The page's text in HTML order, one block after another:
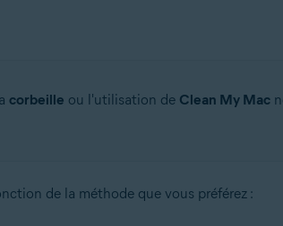
corbeille ou l'utilisation de Clean My Mac
de la méthode que vous préférez :